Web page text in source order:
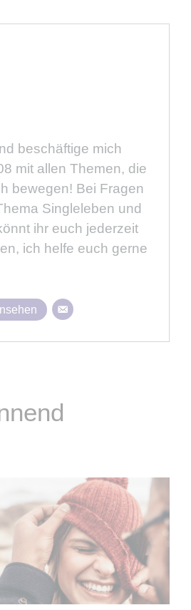
beschäftige mich
mit allen Themen, die
bewegen! Bei Fragen
Singleleben und
ihr euch jederzeit
ich helfe euch gerne